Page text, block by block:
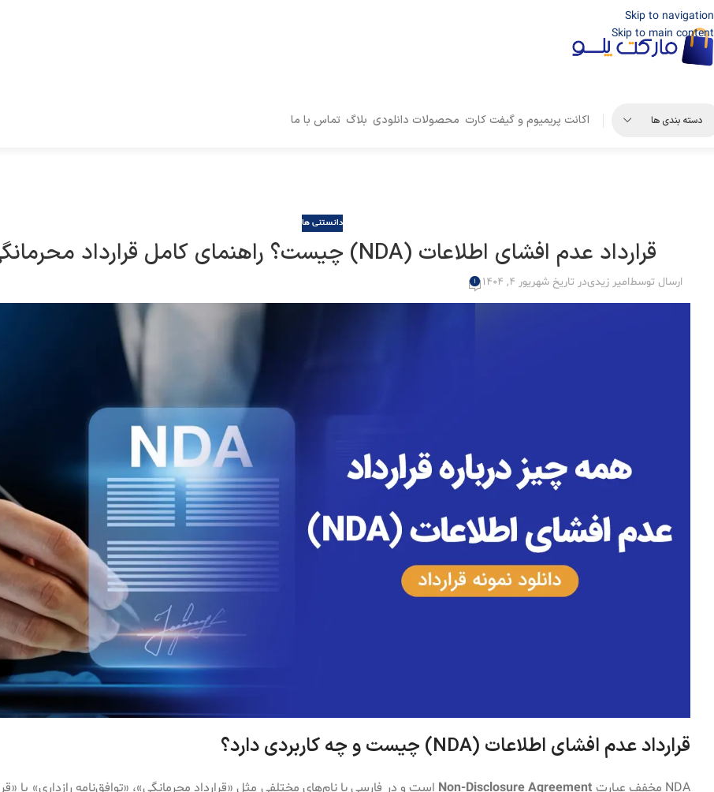
Skip to navigation
Skip to main content
دسته بندی ها اکانت پریمیوم و گیفت کارت محصولات دانلودی بلاگ تماس با ما
دانستنی ها
قرارداد عدم افشای اطلاعات (NDA) چیست؟ راهنمای کامل قرارداد محرمانگی
ارسال توسطامیر زیدیدر تاریخ شهریور 4, 1404 1
قرارداد عدم افشای اطلاعات (NDA) چیست و چه کاربردی دارد؟
NDA مخفف عبارت Non-Disclosure Agreement است و در فارسی با نام‌های مختلفی مثل «قرارداد محرمانگی»، «توافق‌نامه رازداری» یا